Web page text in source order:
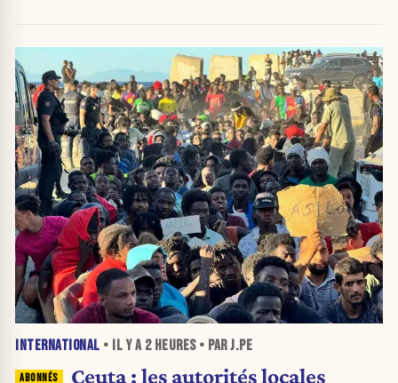
INTERNATIONAL • IL Y A 2 HEURES• PAR J.PE
Ceuta : les autorités locales